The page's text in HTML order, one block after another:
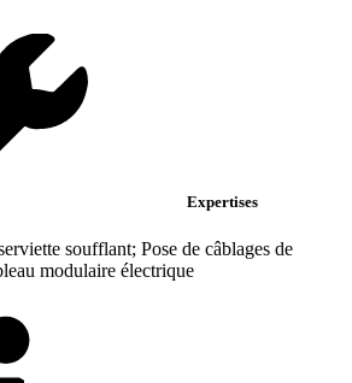
Expertises
soufflant; Pose de câblages de
modulaire électrique